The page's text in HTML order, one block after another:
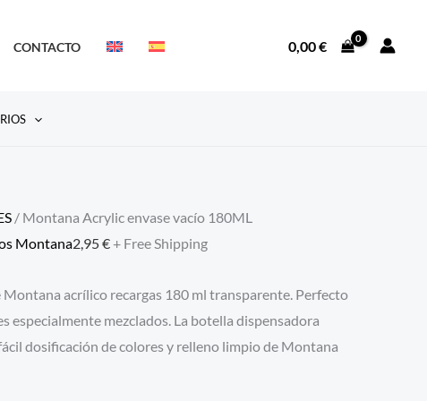
CONTACTO 0,00€
/ Montana Acrylic envase vacío 180ML
Montana2,95€ + Free Shipping
Montana acrílico recargas 180 ml transparente. Perfecto
especialmente mezclados. La botella dispensadora
dosificación de colores y relleno limpio de Montana